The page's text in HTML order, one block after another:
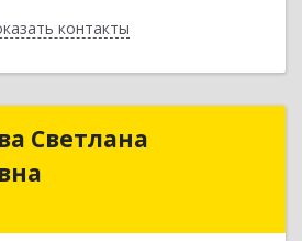
контакты
Назад
СветланаСветлана